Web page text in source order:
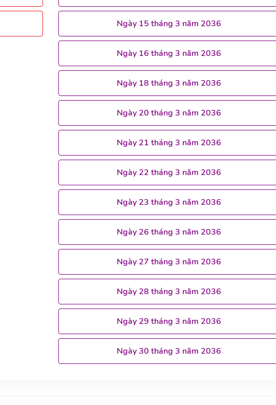
Ngày 15 tháng 3 năm 2036
Ngày 16 tháng 3 năm 2036
Ngày 18 tháng 3 năm 2036
Ngày 20 tháng 3 năm 2036
Ngày 21 tháng 3 năm 2036
Ngày 22 tháng 3 năm 2036
Ngày 23 tháng 3 năm 2036
Ngày 26 tháng 3 năm 2036
Ngày 27 tháng 3 năm 2036
Ngày 28 tháng 3 năm 2036
Ngày 29 tháng 3 năm 2036
Ngày 30 tháng 3 năm 2036